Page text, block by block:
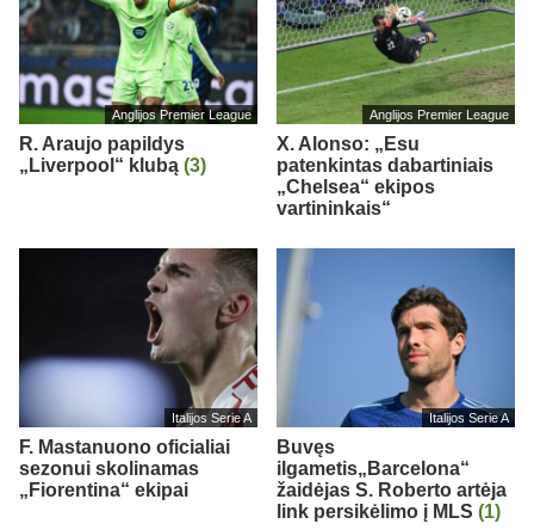
Anglijos Premier League
R. Araujo papildys
„Liverpool“ klubą (3)
Anglijos Premier League
X. Alonso: „Esu
patenkintas dabartiniais
„Chelsea“ ekipos
vartininkais“
Italijos Serie A
F. Mastanuono oficialiai
sezonui skolinamas
„Fiorentina“ ekipai
Italijos Serie A
Buvęs
ilgametis„Barcelona“
žaidėjas S. Roberto artėja
link persikėlimo į MLS (1)